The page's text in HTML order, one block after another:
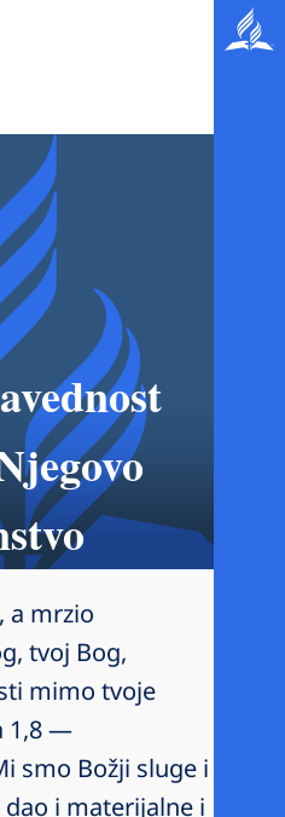
a mrzio
tvoj Bog,
mimo tvoje
1,8 —
smo Božji sluge i
i materijalne i